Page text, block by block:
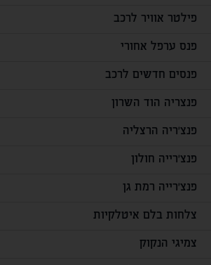
פילטר אוויר לרכב
פנס ערפל אחורי
פנסים חדשים לרכב
פנצריה הוד השרון
פנצ'ריה הרצליה
פנצ'רייה חולון
פנצ'רייה רמת גן
צלחות בלם איטלקיות
צמיגי הנקוק